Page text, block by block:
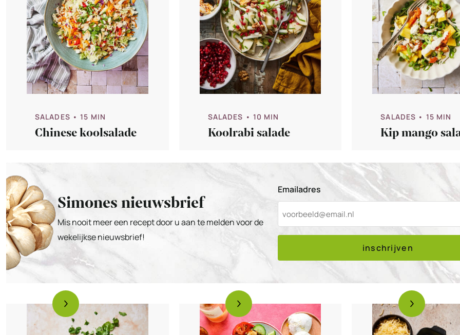
SALADES • 15 MIN
Chinese koolsalade
SALADES • 10 MIN
Koolrabi salade
SALADES • 15 MIN
Kip mango
Simones nieuwsbrief
Mis nooit meer een recept door u aan te melden voor de
wekelijkse nieuwsbrief!
Emailadres
inschrijven